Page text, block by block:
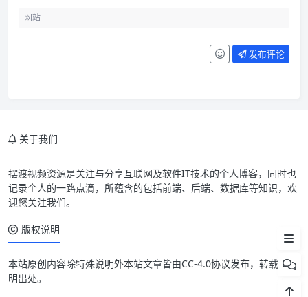
发布评论
并发工具和排障
关于我们
摆渡视频资源是关注与分享互联网及软件IT技术的个人博客，同时也
记录个人的一路点滴，所蕴含的包括前端、后端、数据库等知识，欢
迎您关注我们。
版权说明
本站原创内容除特殊说明外本站文章皆由CC-4.0协议发布，转载请注
明出处。